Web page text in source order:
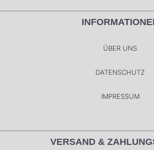
ÜBER UNS
DATENSCHUTZ
IMPRESSUM
VERSAND &